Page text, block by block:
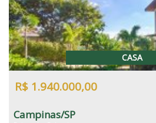
CASA
R$ 1.940.000,00
Campinas/SP